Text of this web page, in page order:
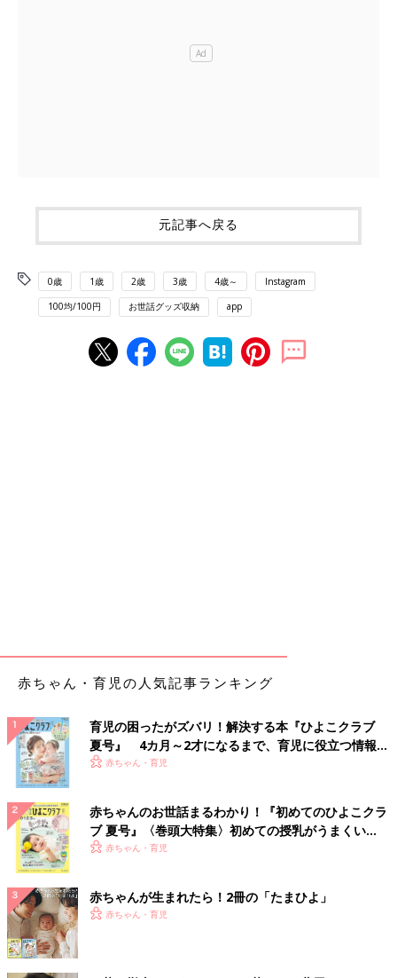
元記事へ戻る
0歳 1歳 2歳 3歳 4歳～ Instagram
100均/100円 お世話グッズ収納 app
赤ちゃん・育児の人気記事ランキング
育児の困ったがズバリ！解決する本『ひよこクラブ
夏号』 4カ月～2才になるまで、育児に役立つ情報が
いっぱい！
赤ちゃん・育児
赤ちゃんのお世話まるわかり！『初めてのひよこクラ
ブ 夏号』〈巻頭大特集〉初めての授乳がうまくい
く！ おっぱい・ミルクの基本と夏のトラブル 解決テ
赤ちゃん・育児
赤ちゃんが生まれたら！2冊の「たまひよ」
赤ちゃん・育児